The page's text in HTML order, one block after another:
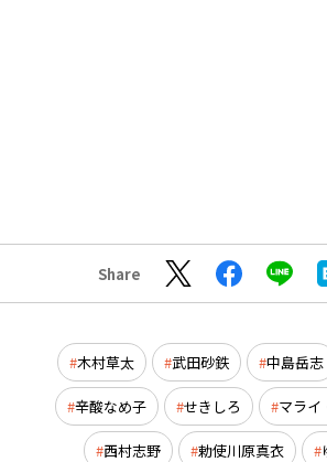
Share
木村草太 武田砂鉄 中島岳志
辛酸なめ子 せきしろ マライ
西村志野 勅使川原真衣